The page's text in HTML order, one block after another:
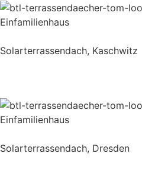
Einfamilienhaus
Solarterrassendach, Kaschwitz
Einfamilienhaus
Solarterrassendach, Dresden